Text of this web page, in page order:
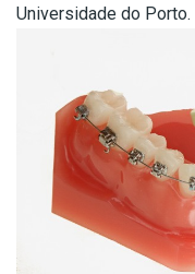
Universidade do Porto.